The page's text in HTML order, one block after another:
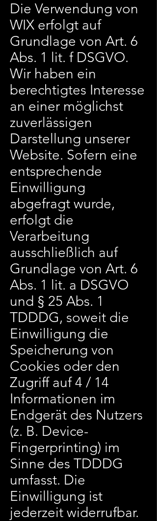
Die Verwendung von
WIX erfolgt auf
Grundlage von Art. 6
Abs. 1 lit. f DSGVO.
Wir haben ein
berechtigtes Interesse
an einer möglichst
zuverlässigen
Darstellung unserer
Website. Sofern eine
entsprechende
Einwilligung
abgefragt wurde,
erfolgt die
Verarbeitung
ausschließlich auf
Grundlage von Art. 6
Abs. 1 lit. a DSGVO
und § 25 Abs. 1
TDDDG, soweit die
Einwilligung die
Speicherung von
Cookies oder den
Zugriff auf 4 / 14
Informationen im
Endgerät des Nutzers
(z. B. Device-
Fingerprinting) im
Sinne des TDDDG
umfasst. Die
Einwilligung ist
jederzeit widerrufbar.